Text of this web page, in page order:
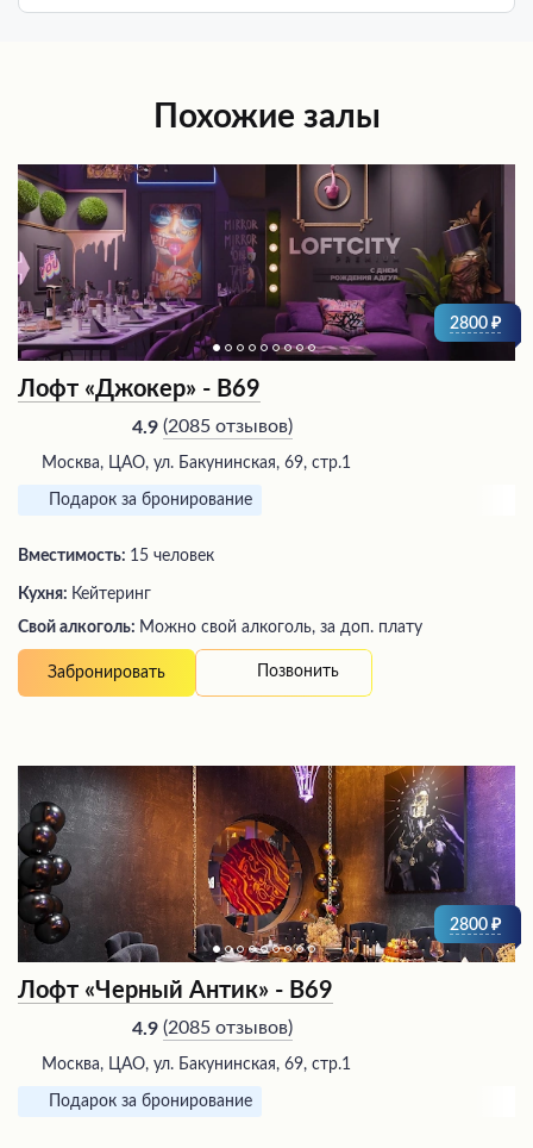
Похожие залы
2800
Лофт «Джокер» - В69
4.9 (2085 отзывов)
Москва, ЦАО, ул. Бакунинская, 69, стр.1
Подарок за бронирование
Вместимость: 15 человек
Кухня: Кейтеринг
Свой алкоголь: Можно свой алкоголь, за доп. плату
Забронировать Позвонить
2800
Лофт «Черный Антик» - В69
4.9 (2085 отзывов)
Москва, ЦАО, ул. Бакунинская, 69, стр.1
Подарок за бронирование